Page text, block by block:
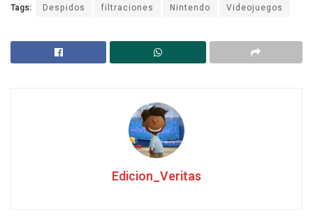
Tags: Despidos filtraciones Nintendo Videojuegos
Edicion_Veritas